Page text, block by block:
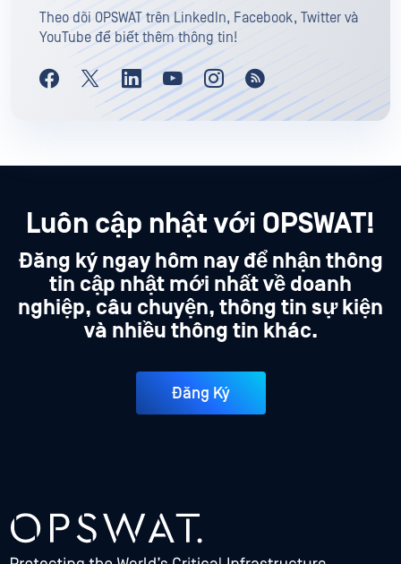
Theo dõi OPSWAT trên LinkedIn, Facebook, Twitter và
YouTube để biết thêm thông tin!
Luôn cập nhật với OPSWAT!
Đăng ký ngay hôm nay để nhận thông
tin cập nhật mới nhất về doanh
nghiệp, câu chuyện, thông tin sự kiện
và nhiều thông tin khác.
Đăng Ký